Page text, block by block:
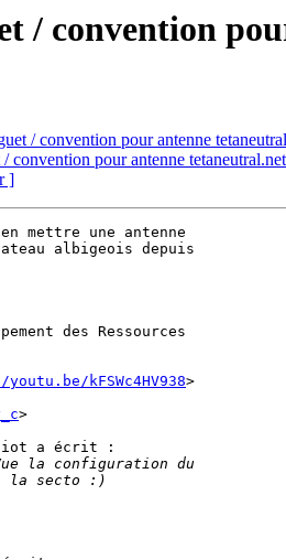
/ convention
/ convention pour antenne
convention pour antenne tetaneutral.net
]
mettre une antenne
albigeois depuis
des Ressources
kFSWc4HV938>
>
iot a écrit :